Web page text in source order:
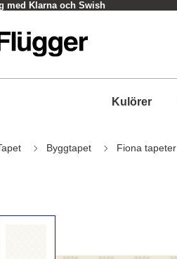
med Klarna och Swish
Kulörer
Byggtapet Fiona tapeter